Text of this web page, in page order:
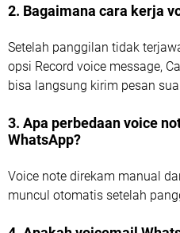
2. Bagaimana cara kerja
Setelah panggilan tidak
opsi Record voice message,
bisa langsung kirim pesan
3. Apa perbedaan voice
WhatsApp?
Voice note direkam manual
muncul otomatis setelah